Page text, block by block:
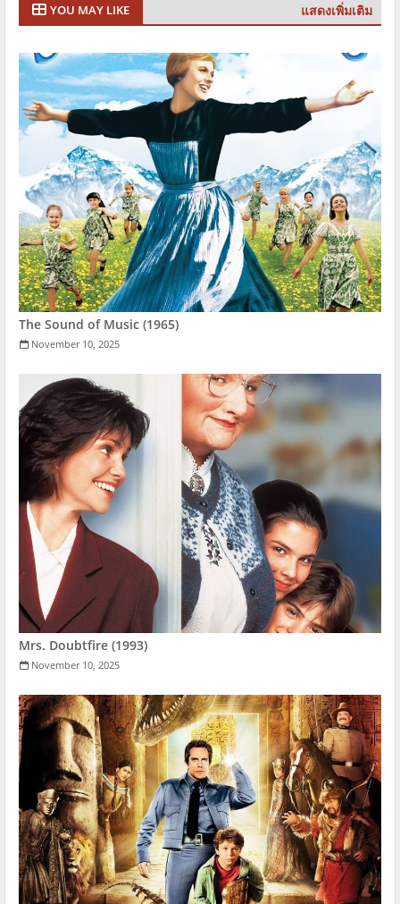
YOU MAY LIKE แสดงเพิ่มเติม
The Sound of Music (1965)
November 10, 2025
Mrs. Doubtfire (1993)
November 10, 2025